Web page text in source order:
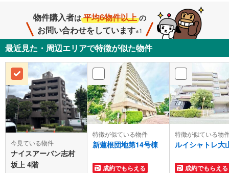
物件購入者は 平均6物件以上 の
お問い合わせをしています※1
最近見た・周辺エリアで特徴が似た物件
今見ている物件
ナイスアーバン志村
坂上 4階
特徴が似ている物件
新蓮根団地第14号棟
成約でもらえる
特徴が似ている物
ルイシャトレ大
成約でもらえる